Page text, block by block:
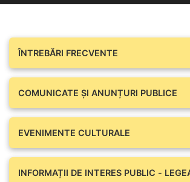
ÎNTREBĂRI FRECVENTE
COMUNICATE ŞI ANUNȚURI PUBLICE
EVENIMENTE CULTURALE
INFORMAȚII DE INTERES PUBLIC -